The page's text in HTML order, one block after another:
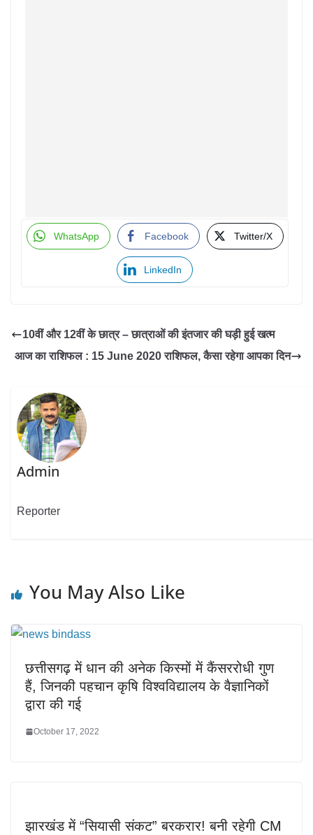
WhatsApp Facebook Twitter/X
LinkedIn
10वीं और 12वीं के छात्र – छात्राओं की इंतजार की घड़ी हुई खत्म
आज का राशिफल : 15 June 2020 राशिफल, कैसा रहेगा आपका दिन
Admin
Reporter
You May Also Like
छत्तीसगढ़ में धान की अनेक किस्मों में कैंसररोधी गुण
हैं, जिनकी पहचान कृषि विश्वविद्यालय के वैज्ञानिकों
द्वारा की गई
October 17, 2022
झारखंड में “सियासी संकट” बरकरार! बनी रहेगी CM